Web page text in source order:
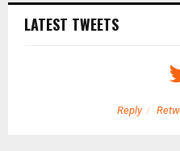
LATEST TWEETS
Reply